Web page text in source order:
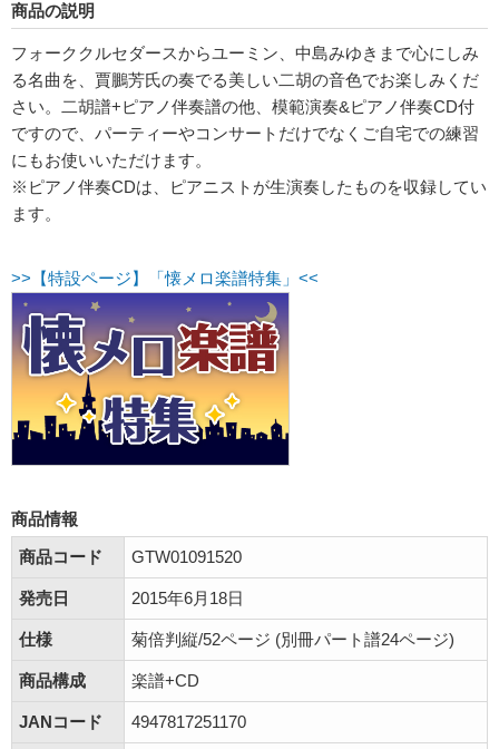
商品の説明
フォーククルセダースからユーミン、中島みゆきまで心にしみ
る名曲を、賈鵬芳氏の奏でる美しい二胡の音色でお楽しみくだ
さい。二胡譜+ピアノ伴奏譜の他、模範演奏&ピアノ伴奏CD付
ですので、パーティーやコンサートだけでなくご自宅での練習
にもお使いいただけます。
※ピアノ伴奏CDは、ピアニストが生演奏したものを収録してい
ます。
>>【特設ページ】「懐メロ楽譜特集」<<
商品情報
商品コード
GTW01091520
発売日 2015年6月18日
仕様 菊倍判縦/52ページ (別冊パート譜24ページ)
商品構成 楽譜+CD
JANコード 4947817251170